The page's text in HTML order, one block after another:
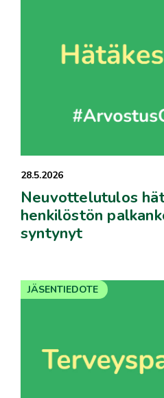
28.5.2026
Neuvottelutulos
henkilöstön
syntynyt
JÄSENTIEDOTE